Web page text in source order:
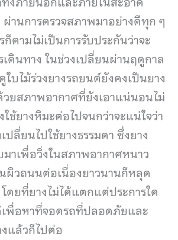
านการตรวจสภาพมาอย่างดีทุก ๆ
ตามไม่เป็นการรับประกันว่าจะ
ดินทาง ในช่วงเปลี่ยนผ่านฤดูกาล
บไม้ร่วงยางรถยนต์ยังคงเป็นยาง
ยสภาพอากาศที่ยังเอาแน่นอนไม่
ช้ยางหิมะต่อไปจนกว่าจะแน่ใจว่า
ลี่ยนไปใช้ยางธรรมดา ซึ่งยาง
าเพื่อวิ่งในสภาพอากาศหนาว
ผิวถนนต่อเนื่องยาวนานก็หลุด
ดยที่ยางไม่ได้แตกแต่ประการใด
เพื่อหาที่จอดรถที่ปลอดภัยและ
แล้วก็ไปต่อ